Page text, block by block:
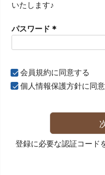
いたします♪
パスワード
)
会員規約に同意する
個人情報保護方針に同
登録に必要な認証コード